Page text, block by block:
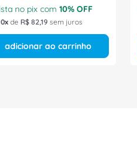
no pix com 10% OFF
de R$ 82,19 sem juros
adicionar ao carrinho